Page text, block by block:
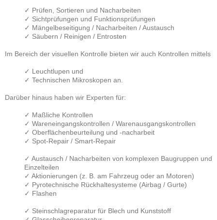
✓ Prüfen, Sortieren und Nacharbeiten
✓ Sichtprüfungen und Funktionsprüfungen
✓ Mängelbeseitigung / Nacharbeiten / Austausch
✓ Säubern / Reinigen / Entrosten
Im Bereich der visuellen Kontrolle bieten wir auch Kontrollen mittels
✓ Leuchtlupen und
✓ Technischen Mikroskopen an.
Darüber hinaus haben wir Experten für:
✓ Maßliche Kontrollen
✓ Wareneingangskontrollen / Warenausgangskontrollen
✓ Oberflächenbeurteilung und -nacharbeit
✓ Spot-Repair / Smart-Repair
✓ Austausch / Nacharbeiten von komplexen Baugruppen und
Einzelteilen
✓ Aktionierungen (z. B. am Fahrzeug oder an Motoren)
✓ Pyrotechnische Rückhaltesysteme (Airbag / Gurte)
✓ Flashen
✓ Steinschlagreparatur für Blech und Kunststoff